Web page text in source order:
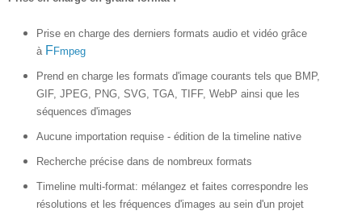
Prise en charge des derniers formats audio et vidéo grâce
à FFmpeg
Prend en charge les formats d'image courants tels que BMP,
GIF, JPEG, PNG, SVG, TGA, TIFF, WebP ainsi que les
séquences d'images
Aucune importation requise - édition de la timeline native
Recherche précise dans de nombreux formats
Timeline multi-format: mélangez et faites correspondre les
résolutions et les fréquences d'images au sein d'un projet